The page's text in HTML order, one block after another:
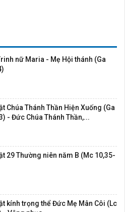
nữ Maria - Mẹ Hội thánh (Ga
Chúa Thánh Thần Hiện Xuống (Ga
- Đức Chúa Thánh Thần,...
29 Thường niên năm B (Mc 10,35-
kính trọng thể Đức Mẹ Mân Côi (Lc